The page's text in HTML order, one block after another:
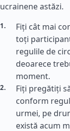
ucrainene astăzi.
Fiți cât mai
toți
regulile de
deoarece
moment.
Fiți pregătiți
conform
urmei, pe
există acum